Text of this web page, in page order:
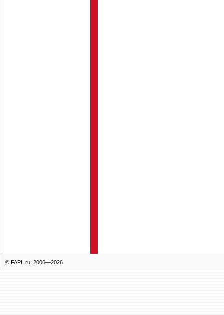
© FAPL.ru, 2006—2026